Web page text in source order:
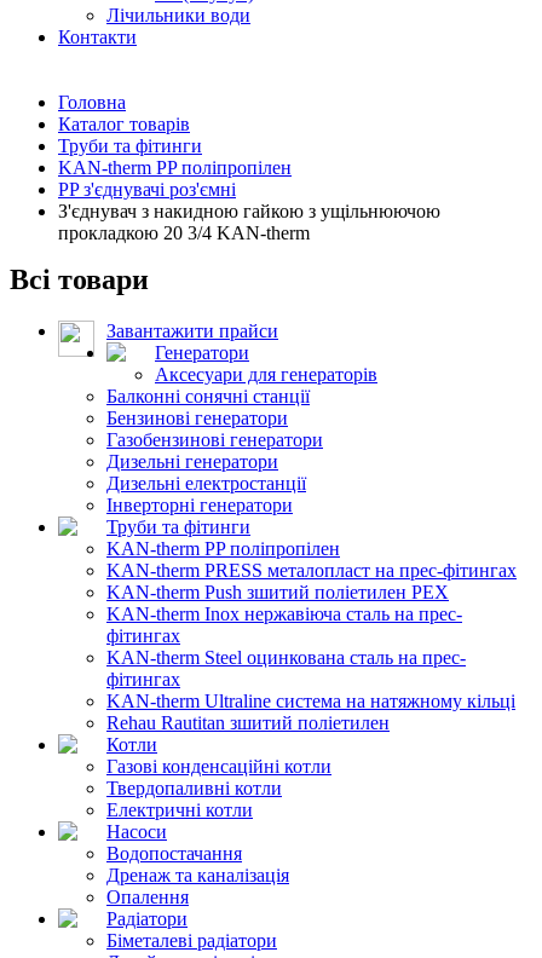
Лічильники води
Контакти
Головна
Каталог товарів
Труби та фітинги
KAN-therm PP поліпропілен
PP з'єднувачі роз'ємні
З'єднувач з накидною гайкою з ущільнюючою
прокладкою 20 3/4 KAN-therm
Всі товари
Завантажити прайси
Генератори
Аксесуари для генераторів
Балконні сонячні станції
Бензинові генератори
Газобензинові генератори
Дизельні генератори
Дизельні електростанції
Інверторні генератори
Труби та фітинги
KAN-therm PP поліпропілен
KAN-therm PRESS металопласт на прес-фітингах
KAN-therm Push зшитий поліетилен PEX
KAN-therm Inox нержавіюча сталь на прес-
фітингах
KAN-therm Steel оцинкована сталь на прес-
фітингах
KAN-therm Ultraline система на натяжному кільці
Rehau Rautitan зшитий поліетилен
Котли
Газові конденсаційні котли
Твердопаливні котли
Електричні котли
Насоси
Водопостачання
Дренаж та каналізація
Опалення
Радіатори
Біметалеві радіатори